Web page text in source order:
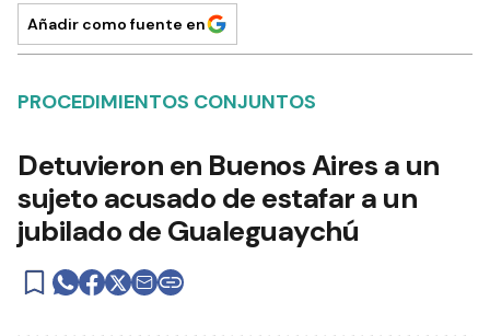
Añadir como fuente en
PROCEDIMIENTOS CONJUNTOS
Detuvieron en Buenos Aires a un
sujeto acusado de estafar a un
jubilado de Gualeguaychú